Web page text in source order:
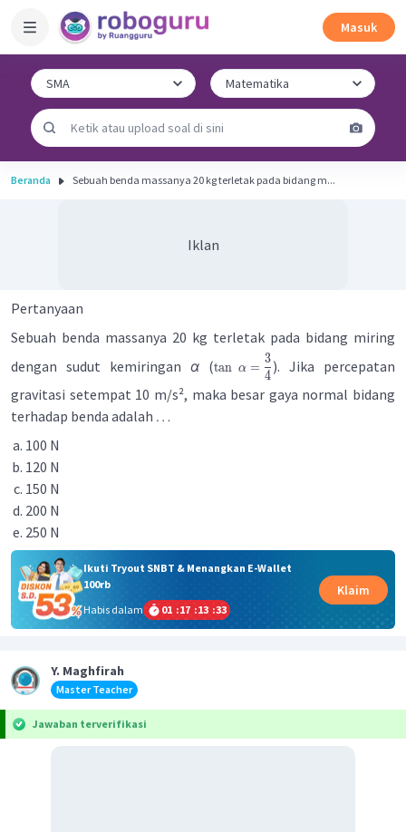
Masuk
Beranda Sebuah benda massanya 20 kg terletak pada bidang m...
Iklan
Pertanyaan
Sebuah benda massanya 20 kg terletak pada bidang miring
dengan sudut kemiringanα (tan α =
4
3). Jika percepatan
gravitasi setempat 10 m/s², maka besar gaya normal bidang
terhadap benda adalah …
100 N
120 N
150 N
200 N
250 N
Ikuti Tryout SNBT & Menangkan E-Wallet
100rb
Habis dalam
01 :17 :13 :33
Klaim
Y. Maghfirah
Master Teacher
Jawaban terverifikasi